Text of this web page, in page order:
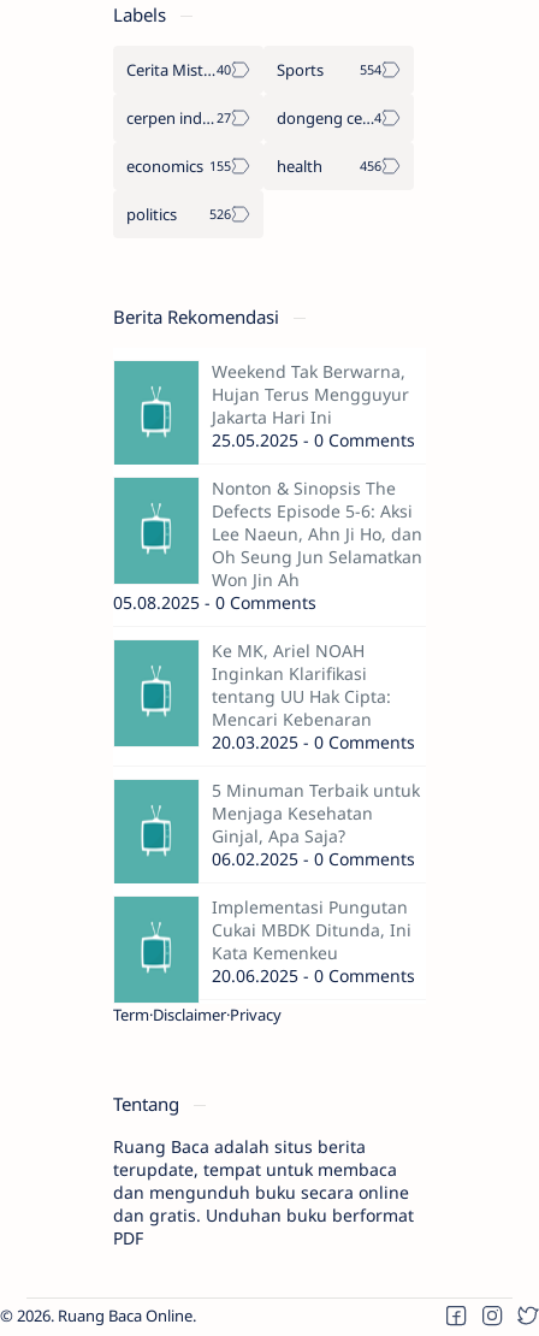
Labels
Cerita Misteri Sports
cerpen indonesia dongeng cerita legenda
economics health
politics
Berita Rekomendasi
Weekend Tak Berwarna,
Hujan Terus Mengguyur
Jakarta Hari Ini
25.05.2025 - 0 Comments
Nonton & Sinopsis The
Defects Episode 5-6: Aksi
Lee Naeun, Ahn Ji Ho, dan
Oh Seung Jun Selamatkan
Won Jin Ah
05.08.2025 - 0 Comments
Ke MK, Ariel NOAH
Inginkan Klarifikasi
tentang UU Hak Cipta:
Mencari Kebenaran
20.03.2025 - 0 Comments
5 Minuman Terbaik untuk
Menjaga Kesehatan
Ginjal, Apa Saja?
06.02.2025 - 0 Comments
Implementasi Pungutan
Cukai MBDK Ditunda, Ini
Kata Kemenkeu
20.06.2025 - 0 Comments
Term Disclaimer Privacy
Tentang
Ruang Baca adalah situs berita
terupdate, tempat untuk membaca
dan mengunduh buku secara online
dan gratis. Unduhan buku berformat
PDF
2026. Ruang Baca Online.